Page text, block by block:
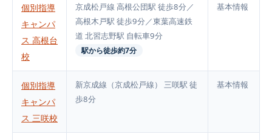
個別指導
キャンパ
ス 高根台
校
京成松戸線 高根公団駅 徒歩8分／
高根木戸駅 徒歩9分／東葉高速鉄
道 北習志野駅 自転車9分
駅から徒歩約7分
基本情報
個別指導
キャンパ
ス 三咲校
新京成線（京成松戸線） 三咲駅 徒
歩8分
基本情報